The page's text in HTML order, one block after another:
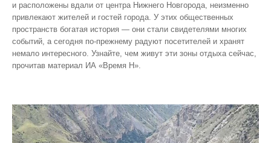
и расположены вдали от центра Нижнего Новгорода, неизменно
привлекают жителей и гостей города. У этих общественных
пространств богатая история — они стали свидетелями многих
событий, а сегодня по‑прежнему радуют посетителей и хранят
немало интересного. Узнайте, чем живут эти зоны отдыха сейчас,
прочитав материал ИА «Время Н».